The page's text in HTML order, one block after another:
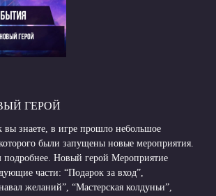
ГЕРОЙ
вы знаете, в игре прошло небольшое
были запущены новые мероприятия.
подробнее. Новый герой Мероприятие
части: “Подарок за вход”,
желаний”, “Мастерская колдуньи”,